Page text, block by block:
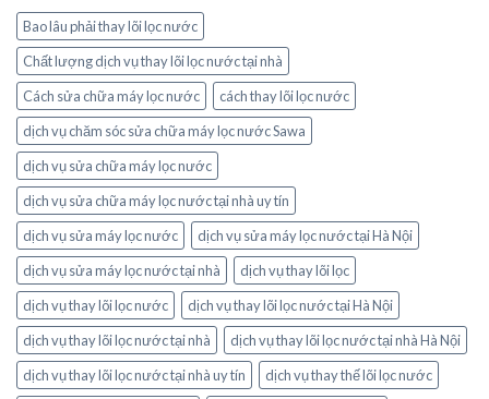
Bao lâu phải thay lõi lọc nước
Chất lượng dịch vụ thay lõi lọc nước tại nhà
Cách sửa chữa máy lọc nước
cách thay lõi lọc nước
dịch vụ chăm sóc sửa chữa máy lọc nước Sawa
dịch vụ sửa chữa máy lọc nước
dịch vụ sửa chữa máy lọc nước tại nhà uy tín
dịch vụ sửa máy lọc nước
dịch vụ sửa máy lọc nước tại Hà Nội
dịch vụ sửa máy lọc nước tại nhà
dịch vụ thay lõi lọc
dịch vụ thay lõi lọc nước
dịch vụ thay lõi lọc nước tại Hà Nội
dịch vụ thay lõi lọc nước tại nhà
dịch vụ thay lõi lọc nước tại nhà Hà Nội
dịch vụ thay lõi lọc nước tại nhà uy tín
dịch vụ thay thế lõi lọc nước